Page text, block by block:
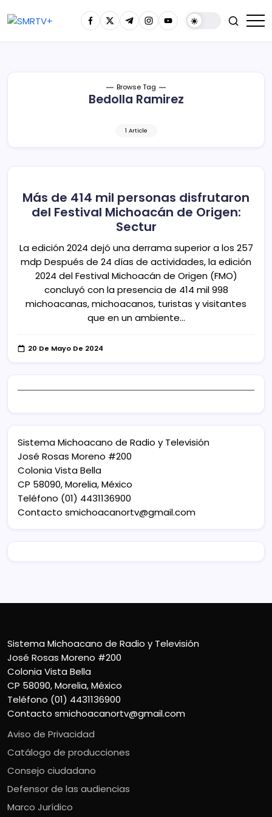
Browse Tag
Bedolla Ramirez
1 Article
Más de 414 mil personas disfrutaron
del Festival Michoacán de Origen:
Sectur
La edición 2024 dejó una derrama superior a los 257
mdp Después de 24 días de actividades, la edición
2024 del Festival Michoacán de Origen (FMO)
concluyó con la presencia de 414 mil 998
michoacanas, michoacanos, turistas y visitantes
que en un ambiente…
20 De Mayo De 2024
Sistema Michoacano de Radio y Televisión
José Rosas Moreno #200
Colonia Vista Bella
CP 58090, Morelia, México
Teléfono (01) 4431136900
Contacto smichoacanortv@gmail.com
Sistema Michoacano de Radio y Televisión
José Rosas Moreno #200
Colonia Vista Bella
CP 58090, Morelia, México
Teléfono (01) 4431136900
Contacto smichoacanortv@gmail.com
Aviso de Privacidad
Catálogo de producciones
Consejo ciudadano
Defensor de las audiencias
Marco Jurídico